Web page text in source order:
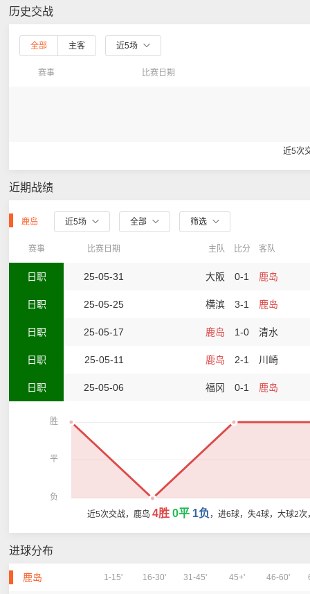
历史交战
全部 主客 近5场
赛事 比赛日期
近5次
近期战绩
鹿岛 近5场 全部 筛选
赛事 比赛日期 主队 比分 客队
日职 25-05-31 大阪 0-1 鹿岛
日职 25-05-25 横滨 3-1 鹿岛
日职 25-05-17 鹿岛 1-0 清水
日职 25-05-11 鹿岛 2-1 川崎
日职 25-05-06 福冈 0-1 鹿岛
胜
平
负
近5次交战，鹿岛 4胜 0平 1负 ，进6球，失4球，大球2次
进球分布
鹿岛 1-15' 16-30' 31-45' 45+' 46-60'